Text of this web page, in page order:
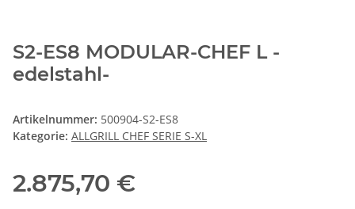
S2-ES8 MODULAR-CHEF L -
edelstahl-
Artikelnummer: 500904-S2-ES8
Kategorie: ALLGRILL CHEF SERIE S-XL
2.875,70 €